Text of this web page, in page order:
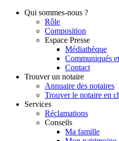
Qui sommes-nous ?
Rôle
Composition
Espace Presse
Médiathèque
Communiqués
Contact
Trouver un notaire
Annuaire des notaires
Trouver le notaire en
Services
Réclamations
Conseils
Ma famille